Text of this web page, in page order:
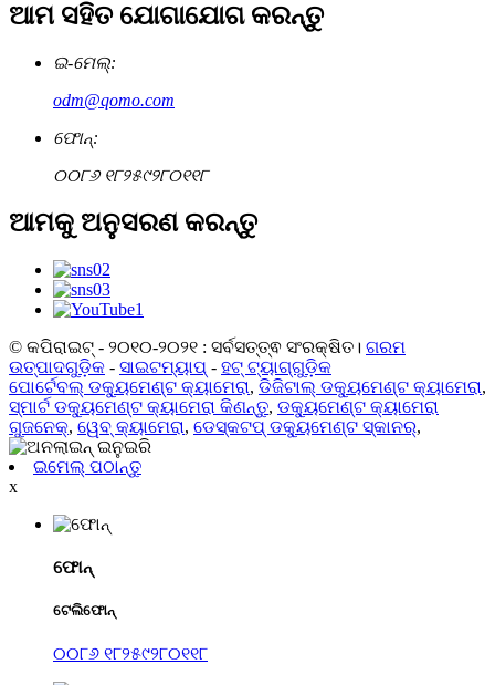
ଆମ ସହିତ ଯୋଗାଯୋଗ କରନ୍ତୁ
ଇ-ମେଲ୍:
odm@qomo.com
ଫୋନ୍:
୦୦୮୬ ୧୮୨୫୯୨୮୦୧୧୮
ଆମକୁ ଅନୁସରଣ କରନ୍ତୁ
© କପିରାଇଟ୍ - ୨୦୧୦-୨୦୨୧ : ସର୍ବସତ୍ତ୍ଵ ସଂରକ୍ଷିତ। ଗରମ
ଉତ୍ପାଦଗୁଡ଼ିକ - ସାଇଟମ୍ୟାପ୍ - ହଟ୍ ଟ୍ୟାଗ୍‌ଗୁଡ଼ିକ
ପୋର୍ଟେବଲ୍ ଡକ୍ୟୁମେଣ୍ଟ କ୍ୟାମେରା, ଡିଜିଟାଲ୍ ଡକ୍ୟୁମେଣ୍ଟ କ୍ୟାମେରା,
ସ୍ମାର୍ଟ ଡକ୍ୟୁମେଣ୍ଟ କ୍ୟାମେରା କିଣନ୍ତୁ, ଡକ୍ୟୁମେଣ୍ଟ କ୍ୟାମେରା
ଗୁଜନେକ୍, ୱେବ୍ କ୍ୟାମେରା, ଡେସ୍କଟପ୍ ଡକ୍ୟୁମେଣ୍ଟ ସ୍କାନର୍,
ଇମେଲ୍ ପଠାନ୍ତୁ
x
ଫୋନ୍
ଟେଲିଫୋନ୍
୦୦୮୬ ୧୮୨୫୯୨୮୦୧୧୮